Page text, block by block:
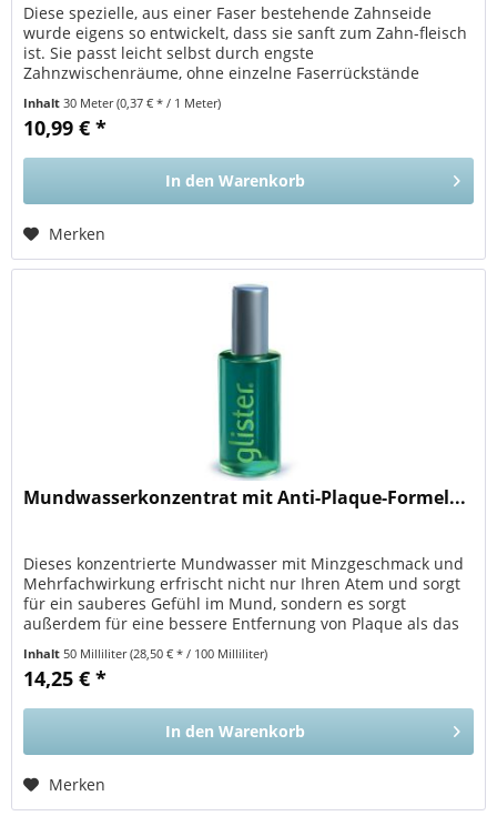
Diese spezielle, aus einer Faser bestehende Zahnseide
wurde eigens so entwickelt, dass sie sanft zum Zahn-fleisch
ist. Sie passt leicht selbst durch engste
Zahnzwischenräume, ohne einzelne Faserrückstände
Inhalt30 Meter(0,37 € * / 1 Meter)
10,99 € *
In den Warenkorb
Merken
Mundwasserkonzentrat mit Anti-Plaque-Formel...
Dieses konzentrierte Mundwasser mit Minzgeschmack und
Mehrfachwirkung erfrischt nicht nur Ihren Atem und sorgt
für ein sauberes Gefühl im Mund, sondern es sorgt
außerdem für eine bessere Entfernung von Plaque als das
Inhalt50 Milliliter(28,50 € * / 100 Milliliter)
14,25 € *
In den Warenkorb
Merken